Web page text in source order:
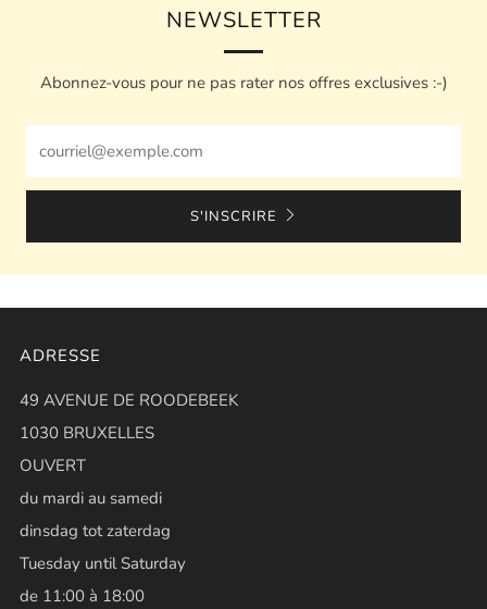
NEWSLETTER
Abonnez-vous pour ne pas rater nos offres exclusives :-)
S'INSCRIRE
ADRESSE
49 AVENUE DE ROODEBEEK
1030 BRUXELLES
OUVERT
du mardi au samedi
dinsdag tot zaterdag
Tuesday until Saturday
de 11:00 à 18:00